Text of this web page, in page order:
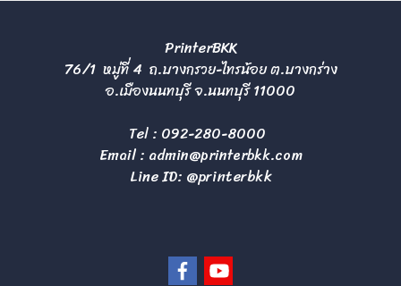
PrinterBKK
76/1 หมู่ที่ 4 ถ.บางกรวย-ไทรน้อย ต.บางกร่าง
อ.เมืองนนทบุรี จ.นนทบุรี 11000
Tel : 092-280-8000
Email : admin@printerbkk.com
Line ID: @printerbkk